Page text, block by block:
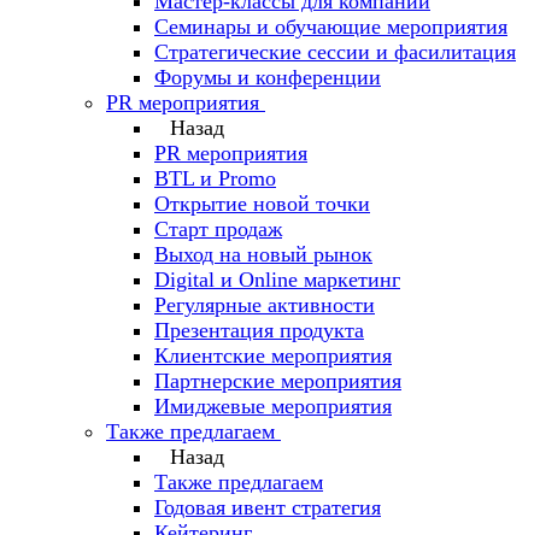
Семинары и обучающие мероприятия
Стратегические сессии и фасилитация
Форумы и конференции
PR мероприятия
Назад
PR мероприятия
BTL и Promo
Открытие новой точки
Старт продаж
Выход на новый рынок
Digital и Online маркетинг
Регулярные активности
Презентация продукта
Клиентские мероприятия
Партнерские мероприятия
Имиджевые мероприятия
Также предлагаем
Назад
Также предлагаем
Годовая ивент стратегия